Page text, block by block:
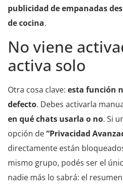
publicidad de empanadas
de cocina.
No viene
activa solo
Otra cosa clave: esta función
defecto. Debes activarla
en qué chats usarla o no. Si
opción de“Privacidad
directamente están
mismo grupo, podés ser el
nadie más lo sabrá: el